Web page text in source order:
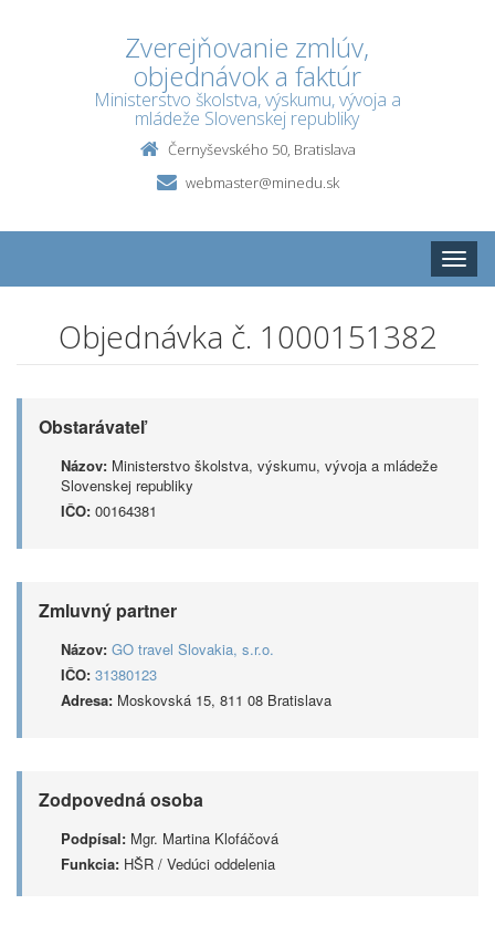
Zverejňovanie zmlúv,
objednávok a faktúr
Ministerstvo školstva, výskumu, vývoja a
mládeže Slovenskej republiky
Černyševského 50, Bratislava
webmaster@minedu.sk
Toggle
Objednávka č. 1000151382
Obstarávateľ
Názov: Ministerstvo školstva, výskumu, vývoja a mládeže
Slovenskej republiky
IČO: 00164381
Zmluvný partner
Názov: GO travel Slovakia, s.r.o.
IČO: 31380123
Adresa: Moskovská 15, 811 08 Bratislava
Zodpovedná osoba
Podpísal: Mgr. Martina Klofáčová
Funkcia: HŠR / Vedúci oddelenia